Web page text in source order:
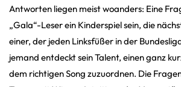
Antworten liegen meist woanders: Eine
„Gala“-Leser ein Kinderspiel sein, die
einer, der jeden Linksfüßer in der
jemand entdeckt sein Talent, einen ganz
dem richtigen Song zuzuordnen. Die